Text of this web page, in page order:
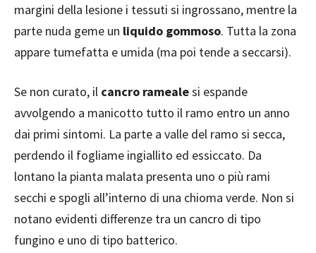
margini della lesione i tessuti si ingrossano, mentre la
parte nuda geme un liquido gommoso. Tutta la zona
appare tumefatta e umida (ma poi tende a seccarsi).
Se non curato, il cancro ramealesi espande
avvolgendo a manicotto tutto il ramo entro un anno
dai primi sintomi. La parte a valle del ramo si secca,
perdendo il fogliame ingiallito ed essiccato. Da
lontano la pianta malata presenta uno o più rami
secchi e spogli all’interno di una chioma verde. Non si
notano evidenti differenze tra un cancro di tipo
fungino e uno di tipo batterico.